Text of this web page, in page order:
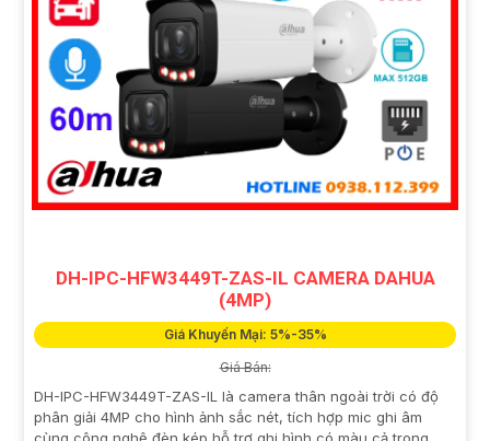
DH-IPC-HFW3449T-ZAS-IL CAMERA DAHUA
(4MP)
Giá Khuyến Mại: 5%-35%
Giá Bán:
DH-IPC-HFW3449T-ZAS-IL là camera thân ngoài trời có độ
phân giải 4MP cho hình ảnh sắc nét, tích hợp mic ghi âm